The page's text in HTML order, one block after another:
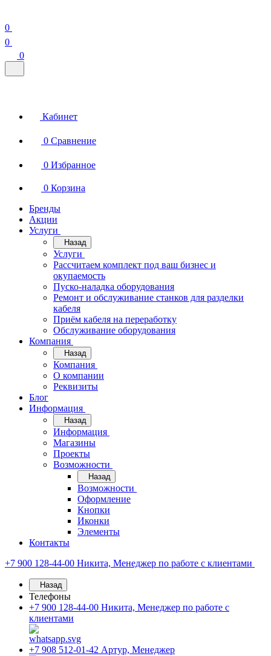
0
0
0
Кабинет
0 Сравнение
0 Избранное
0 Корзина
Бренды
Акции
Услуги
Назад
Услуги
Рассчитаем комплект под ваш бизнес и
окупаемость
Пуско-наладка оборудования
Ремонт и обслуживание станков для разделки
кабеля
Приём кабеля на переработку
Обслуживание оборудования
Компания
Назад
Компания
О компании
Реквизиты
Блог
Информация
Назад
Информация
Магазины
Проекты
Возможности
Назад
Возможности
Оформление
Кнопки
Иконки
Элементы
Контакты
+7 900 128-44-00 Никита, Менеджер по работе с клиентами
Назад
Телефоны
+7 900 128-44-00 Никита, Менеджер по работе с
клиентами
+7 908 512-01-42 Артур, Менеджер